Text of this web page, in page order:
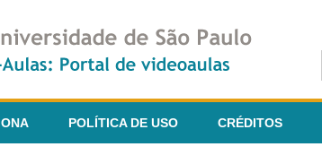
POLÍTICA DE USO CRÉDITOS